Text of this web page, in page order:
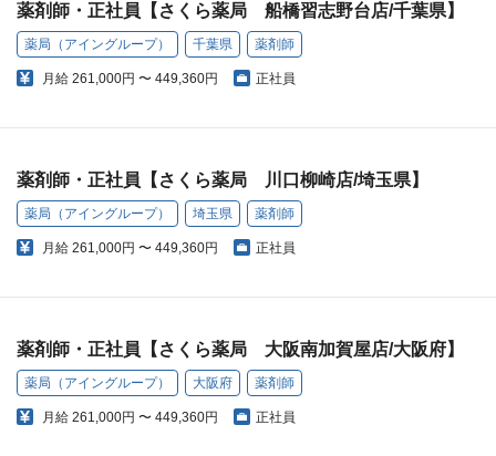
薬剤師・正社員【さくら薬局 船橋習志野台店/千葉県】
薬局（アイングループ） 千葉県 薬剤師
月給 261,000円 〜 449,360円 正社員
薬剤師・正社員【さくら薬局 川口柳崎店/埼玉県】
薬局（アイングループ） 埼玉県 薬剤師
月給 261,000円 〜 449,360円 正社員
薬剤師・正社員【さくら薬局 大阪南加賀屋店/大阪府】
薬局（アイングループ） 大阪府 薬剤師
月給 261,000円 〜 449,360円 正社員